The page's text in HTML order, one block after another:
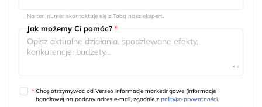
Na ten numer skontaktuje się z Tobą nasz ekspert.
Jak możemy Ci pomóc?*
Chcę otrzymywać od Verseo informacje marketingowe (informacje
handlowe) na podany adres e-mail, zgodnie z polityką prywatności.
*